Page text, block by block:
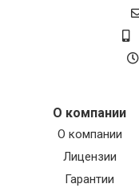
О компании
О компании
Лицензии
Гарантии